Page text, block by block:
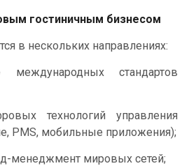
гостиничным бизнесом
в нескольких направлениях:
стандартов
технологий управления
PMS, мобильные приложения);
менеджмент мировых сетей;